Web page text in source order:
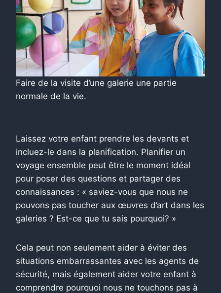
Faire de la visite d’une galerie une partie
normale de la vie.
Laissez votre enfant prendre les devants et
incluez-le dans la planification. Planifier un
voyage ensemble peut être le moment idéal
pour poser des questions et partager des
connaissances : « saviez-vous que nous ne
pouvons pas toucher aux œuvres d’art dans les
galeries ? Est-ce que tu sais pourquoi? »
Cela peut non seulement aider à éviter des
situations embarrassantes avec les agents de
sécurité, mais également aider votre enfant à
comprendre pourquoi nous ne touchons pas à